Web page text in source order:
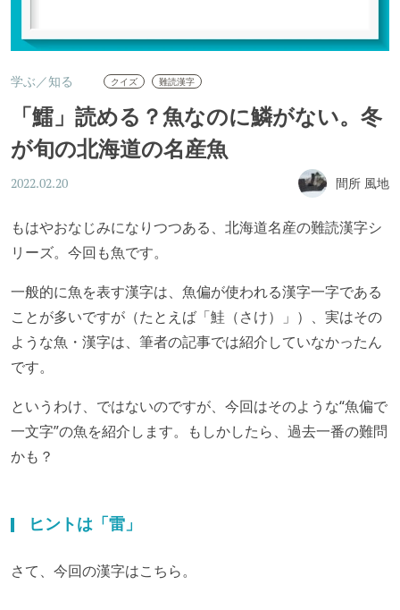
学ぶ／知る クイズ 難読漢字
「鱩」読める？魚なのに鱗がない。冬
が旬の北海道の名産魚
2022.02.20 間所 風地
もはやおなじみになりつつある、北海道名産の難読漢字シ
リーズ。今回も魚です。
一般的に魚を表す漢字は、魚偏が使われる漢字一字である
ことが多いですが（たとえば「鮭（さけ）」）、実はその
ような魚・漢字は、筆者の記事では紹介していなかったん
です。
というわけ、ではないのですが、今回はそのような“魚偏で
一文字”の魚を紹介します。もしかしたら、過去一番の難問
かも？
ヒントは「雷」
さて、今回の漢字はこちら。